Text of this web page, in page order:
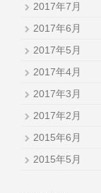
2017年7月
2017年6月
2017年5月
2017年4月
2017年3月
2017年2月
2015年6月
2015年5月